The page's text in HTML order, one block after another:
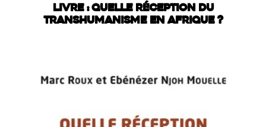
LIVRE : QUELLE RÉCEPTION DU
TRANSHUMANISME EN AFRIQUE ?